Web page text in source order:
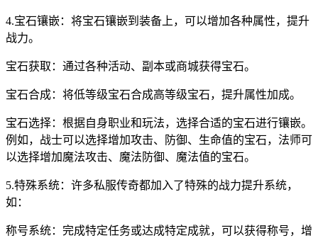
4.宝石镶嵌：将宝石镶嵌到装备上，可以增加各种属性，提升
战力。
宝石获取：通过各种活动、副本或商城获得宝石。
宝石合成：将低等级宝石合成高等级宝石，提升属性加成。
宝石选择：根据自身职业和玩法，选择合适的宝石进行镶嵌。
例如，战士可以选择增加攻击、防御、生命值的宝石，法师可
以选择增加魔法攻击、魔法防御、魔法值的宝石。
5.特殊系统：许多私服传奇都加入了特殊的战力提升系统，
如：
称号系统：完成特定任务或达成特定成就，可以获得称号，增